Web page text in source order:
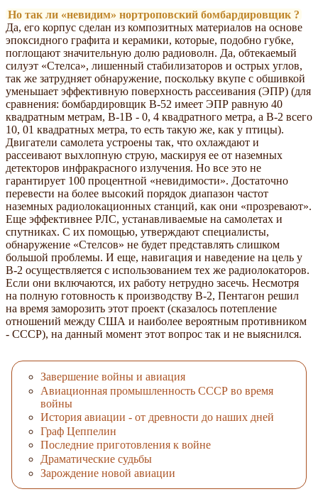
Но так ли «невидим» нортроповский бомбардировщик ?
Да, его корпус сделан из композитных материалов на основе
эпоксидного графита и керамики, которые, подобно губке,
поглощают значительную долю радиоволн. Да, обтекаемый
силуэт «Стелса», лишенный стабилизаторов и острых углов,
так же затрудняет обнаружение, поскольку вкупе с обшивкой
уменьшает эффективную поверхность рассеивания (ЭПР) (для
сравнения: бомбардировщик В-52 имеет ЭПР равную 40
квадратным метрам, В-1В - 0, 4 квадратного метра, а В-2 всего
10, 01 квадратных метра, то есть такую же, как у птицы).
Двигатели самолета устроены так, что охлаждают и
рассеивают выхлопную струю, маскируя ее от наземных
детекторов инфракрасного излучения. Но все это не
гарантирует 100 процентной «невидимости». Достаточно
перевести на более высокий порядок диапазон частот
наземных радиолокационных станций, как они «прозревают».
Еще эффективнее РЛС, устанавливаемые на самолетах и
спутниках. С их помощью, утверждают специалисты,
обнаружение «Стелсов» не будет представлять слишком
большой проблемы. И еще, навигация и наведение на цель у
В-2 осуществляется с использованием тех же радиолокаторов.
Если они включаются, их работу нетрудно засечь. Несмотря
на полную готовность к производству В-2, Пентагон решил
на время заморозить этот проект (сказалось потепление
отношений между США и наиболее вероятным противником
- СССР), на данный момент этот вопрос так и не выяснился.
Завершение войны и авиация
Авиационная промышленность СССР во время
войны
История авиации - от древности до наших дней
Граф Цеппелин
Последние приготовления к войне
Драматические судьбы
Зарождение новой авиации